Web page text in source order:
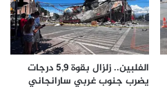
الفلبين.. زلزال بقوة 5,9 درجات
يضرب جنوب غربي سارانجاني